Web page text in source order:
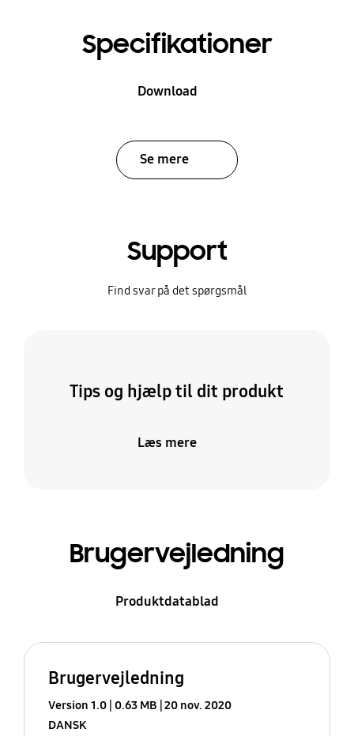
Specifikationer
Download
Se mere
Support
Find svar på det spørgsmål
Tips og hjælp til dit produkt
Læs mere
Brugervejledning
Produktdatablad
Brugervejledning
Version 1.0 0.63 MB 20 nov. 2020
DANSK